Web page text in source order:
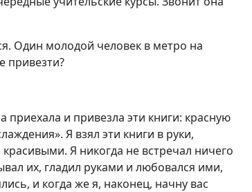
Один молодой человек в метро на
привезти?
приехала и привезла эти книги: красную
Я взял эти книги в руки,
Я никогда не встречал ничего
их, гладил руками и любовался ими,
и когда же я, наконец, начну вас